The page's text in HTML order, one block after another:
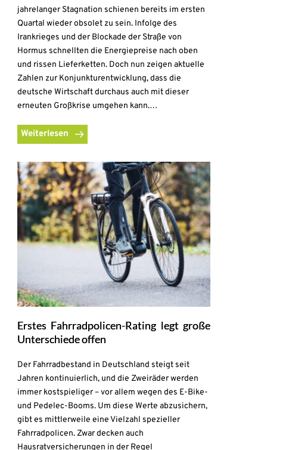
jahrelanger Stagnation schienen bereits im ersten
Quartal wieder obsolet zu sein. Infolge des
Irankrieges und der Blockade der Straße von
Hormus schnellten die Energiepreise nach oben
und rissen Lieferketten. Doch nun zeigen aktuelle
Zahlen zur Konjunkturentwicklung, dass die
deutsche Wirtschaft durchaus auch mit dieser
erneuten Großkrise umgehen kann.…
Weiterlesen
Erstes Fahrradpolicen-Rating legt große
Unterschiede offen
Der Fahrradbestand in Deutschland steigt seit
Jahren kontinuierlich, und die Zweiräder werden
immer kostspieliger – vor allem wegen des E-Bike-
und Pedelec-Booms. Um diese Werte abzusichern,
gibt es mittlerweile eine Vielzahl spezieller
Fahrradpolicen. Zwar decken auch
Hausratversicherungen in der Regel